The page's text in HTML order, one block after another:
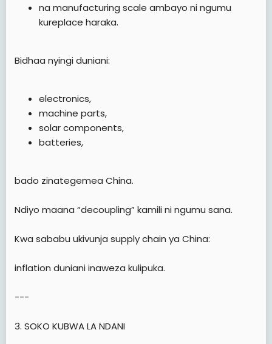
na manufacturing scale ambayo ni ngumu
kureplace haraka.
Bidhaa nyingi duniani:
electronics,
machine parts,
solar components,
batteries,
bado zinategemea China.
Ndiyo maana “decoupling” kamili ni ngumu sana.
Kwa sababu ukivunja supply chain ya China:
inflation duniani inaweza kulipuka.
---
3. SOKO KUBWA LA NDANI